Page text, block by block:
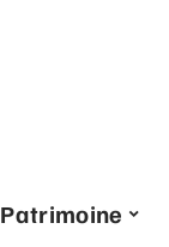
Patrimoine